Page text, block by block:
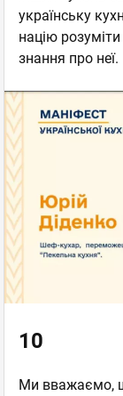
українську
націю розуміти
знання про неї.
10
Ми вважаємо,